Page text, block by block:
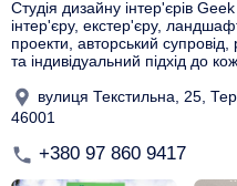
Студія дизайну інтер'єрів
інтер'єру, екстер'єру,
проекти, авторський
та індивідуальний підхід до
вулиця Текстильна, 25,
46001
+380 97 860 9417